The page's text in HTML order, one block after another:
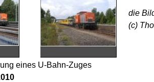
die
(c)
eines U-Bahn-Zuges